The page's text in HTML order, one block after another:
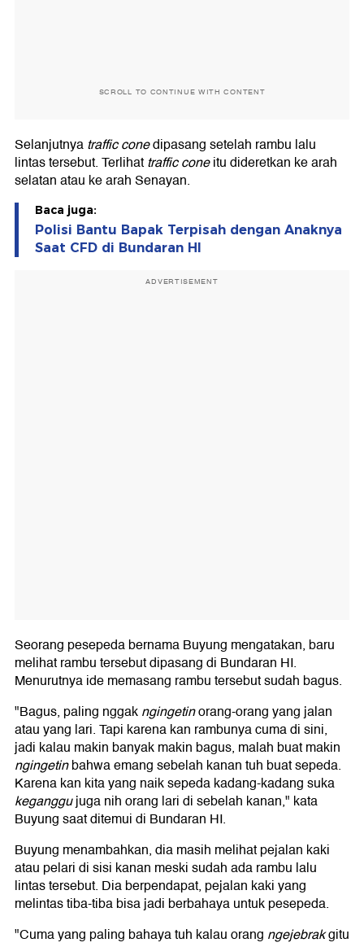
SCROLL TO CONTINUE WITH CONTENT
Selanjutnyatraffic conedipasang setelah rambu lalu
lintas tersebut. Terlihattraffic coneitu dideretkan ke arah
selatan atau ke arah Senayan.
Baca juga:
Polisi Bantu Bapak Terpisah dengan Anaknya
Saat CFD di Bundaran HI
ADVERTISEMENT
Seorang pesepeda bernama Buyung mengatakan, baru
melihat rambu tersebut dipasang di Bundaran HI.
Menurutnya ide memasang rambu tersebut sudah bagus.
"Bagus, paling nggakngingetinorang-orang yang jalan
atau yang lari. Tapi karena kan rambunya cuma di sini,
jadi kalau makin banyak makin bagus, malah buat makin
ngingetinbahwa emang sebelah kanan tuh buat sepeda.
Karena kan kita yang naik sepeda kadang-kadang suka
keganggujuga nih orang lari di sebelah kanan," kata
Buyung saat ditemui di Bundaran HI.
Buyung menambahkan, dia masih melihat pejalan kaki
atau pelari di sisi kanan meski sudah ada rambu lalu
lintas tersebut. Dia berpendapat, pejalan kaki yang
melintas tiba-tiba bisa jadi berbahaya untuk pesepeda.
"Cuma yang paling bahaya tuh kalau orang ngejebrakgitu